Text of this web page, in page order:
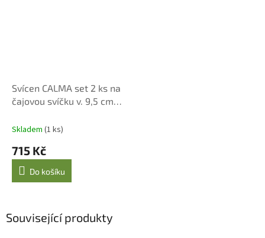
Svícen CALMA set 2 ks na
čajovou svíčku v. 9,5 cm
Skladem (1 ks)
715 Kč
Do košíku
Související produkty